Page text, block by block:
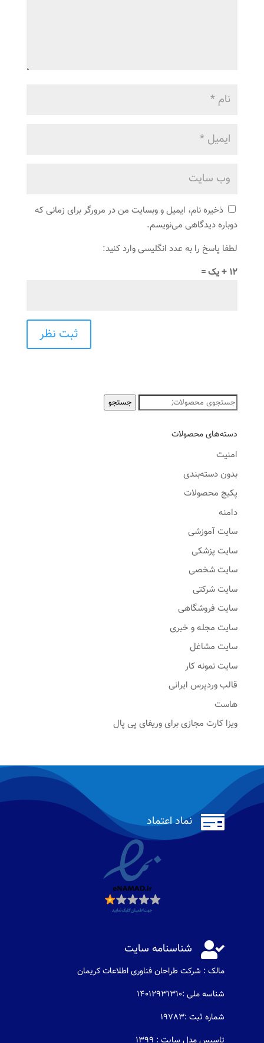
ذخیره نام، ایمیل و وبسایت من در مرورگر برای زمانی که
دوباره دیدگاهی می‌نویسم.
لطفا پاسخ را به عدد انگلیسی وارد کنید:
12 + یک =
جستجو
جستجو
دسته‌های محصولات
امنیت
بدون دسته‌بندی
پکیج محصولات
دامنه
سایت آموزشی
سایت پزشکی
سایت شخصی
سایت شرکتی
سایت فروشگاهی
سایت مجله و خبری
سایت مشاغل
سایت نمونه کار
قالب وردپرس ایرانی
هاست
ویزا کارت مجازی برای وریفای پی پال
 نماد اعتماد
 شناسنامه سایت
مالک : شرکت طراحان فناوری اطلاعات كريمان
شناسه ملی :14012931310
شماره ثبت :19783